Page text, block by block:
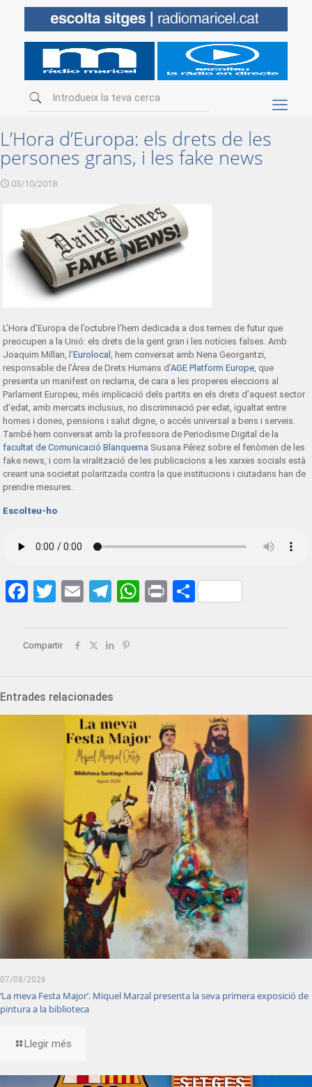
L’Hora d’Europa: els drets de les
persones grans, i les fake news
03/10/2018
L’Hora d’Europa de l’octubre l’hem dedicada a dos temes de futur que
preocupen a la Unió: els drets de la gent gran i les notícies falses. Amb
Joaquim Millan, l’Eurolocal, hem conversat amb Nena Georgantzi,
responsable de l’Àrea de Drets Humans d’AGE Platform Europe, que
presenta un manifest on reclama, de cara a les properes eleccions al
Parlament Europeu, més implicació dels partits en els drets d’aquest sector
d’edat, amb mercats inclusius, no discriminació per edat, igualtat entre
homes i dones, pensions i salut digne, o accés universal a bens i serveis.
També hem conversat amb la professora de Periodisme Digital de la
facultat de Comunicació Blanquerna Susana Pérez sobre el fenòmen de les
fake news, i com la viralització de les publicacions a les xarxes socials està
creant una societat polaritzada contra la que institucions i ciutadans han de
prendre mesures.
Escolteu-ho
Facebook
Twitter
EmailTelegram
WhatsApp
PrintShare
Compartir
Entrades relacionades
07/08/2026
‘La meva Festa Major’. Miquel Marzal presenta la seva primera exposició de
pintura a la biblioteca
Llegir més